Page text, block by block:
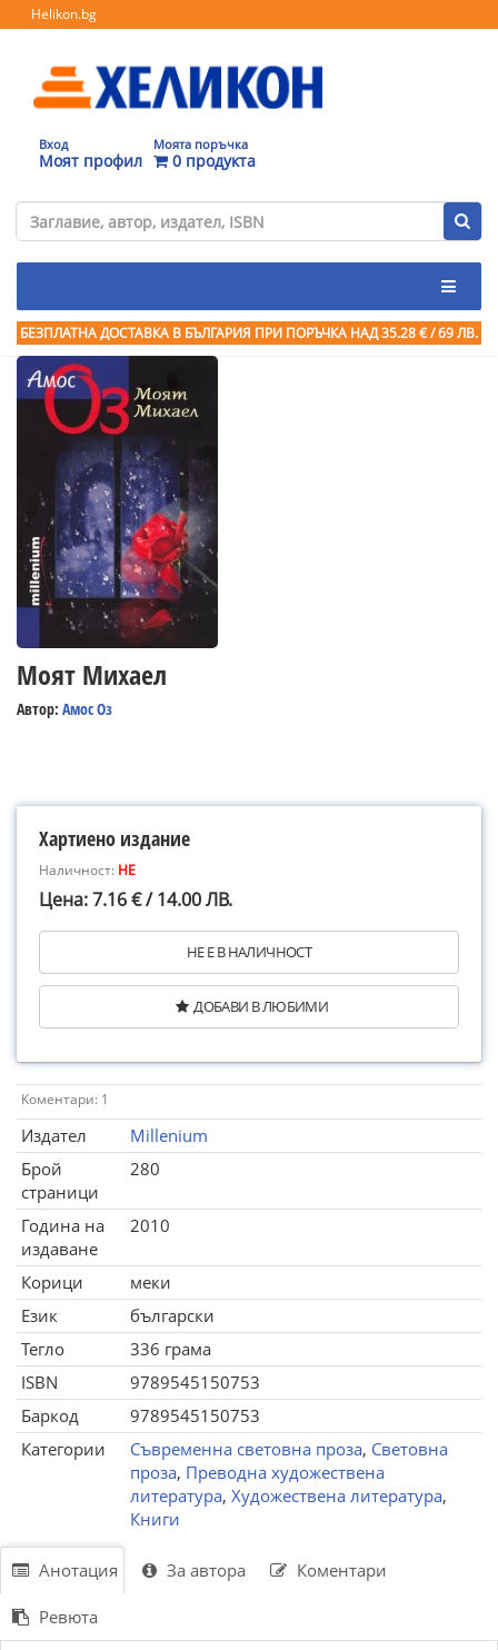
Helikon.bg
Вход
Моят профил
Моята поръчка
0 продукта
БЕЗПЛАТНА ДОСТАВКА В БЪЛГАРИЯ ПРИ ПОРЪЧКА НАД 35.28 € / 69 ЛВ.
Моят Михаел
Автор: Амос Оз
Хартиено издание
Наличност: НЕ
Цена: 7.16 € / 14.00 ЛВ.
НЕ Е В НАЛИЧНОСТ
ДОБАВИ В ЛЮБИМИ
Коментари: 1
Издател
Millenium
Брой
страници
280
Година на
издаване
2010
Корици
меки
Език
български
Тегло
336 грама
ISBN
9789545150753
Баркод
9789545150753
Категории
Съвременна световна проза, Световна
проза, Преводна художествена
литература, Художествена литература,
Книги
Анотация За автора Коментари
Ревюта